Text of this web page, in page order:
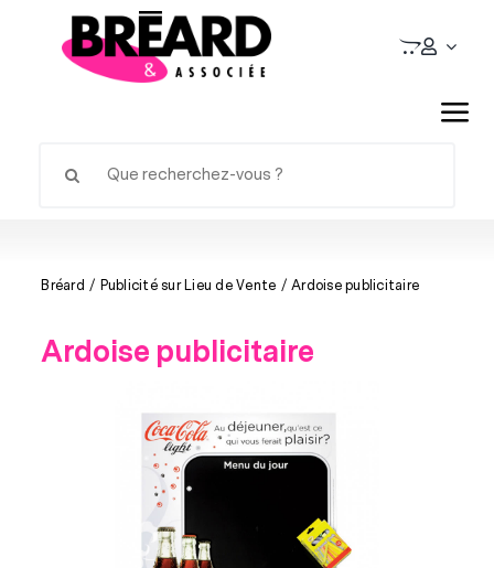
L’avant salon
Bréard Publicité sur Lieu de Vente Ardoise publicitaire
Ardoise publicitaire